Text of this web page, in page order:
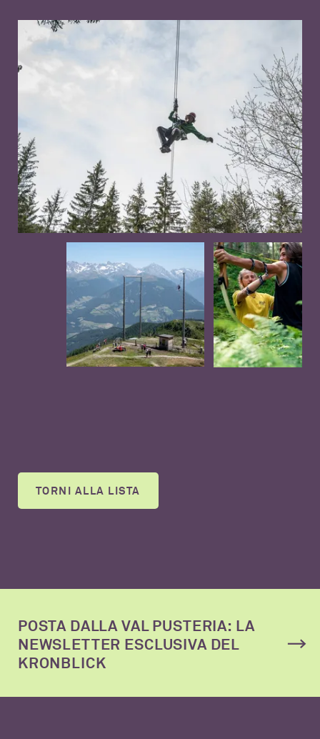
TORNI ALLA LISTA
POSTA DALLA VAL PUSTERIA: LA
NEWSLETTER ESCLUSIVA DEL
KRONBLICK